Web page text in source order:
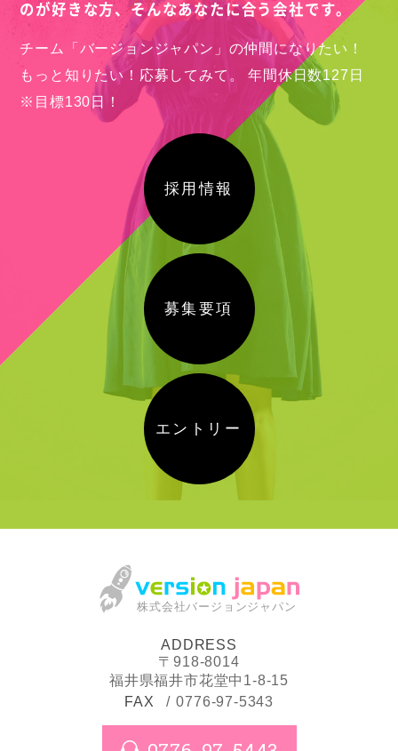
のが好きな方、そんなあなたに合う会社です。
チーム「バージョンジャパン」の仲間になりたい！
もっと知りたい！応募してみて。
年間休日数127日
※目標130日！
採用情報
募集要項
エントリー
株式会社バージョンジャパン
ADDRESS
〒918-8014
福井県福井市花堂中1-8-15
FAX
0776-97-5343